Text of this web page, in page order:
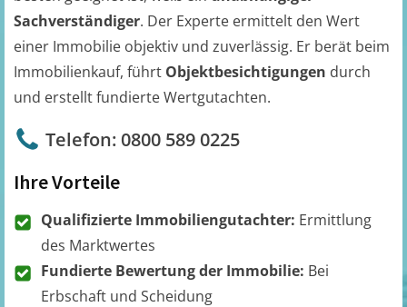
Sachverständiger. Der Experte ermittelt den Wert
einer Immobilie objektiv und zuverlässig. Er berät beim
Immobilienkauf, führt Objektbesichtigungen durch
und erstellt fundierte Wertgutachten.
Telefon: 0800 589 0225
Ihre Vorteile
Qualifizierte Immobiliengutachter: Ermittlung
des Marktwertes
Fundierte Bewertung der Immobilie: Bei
Erbschaft und Scheidung